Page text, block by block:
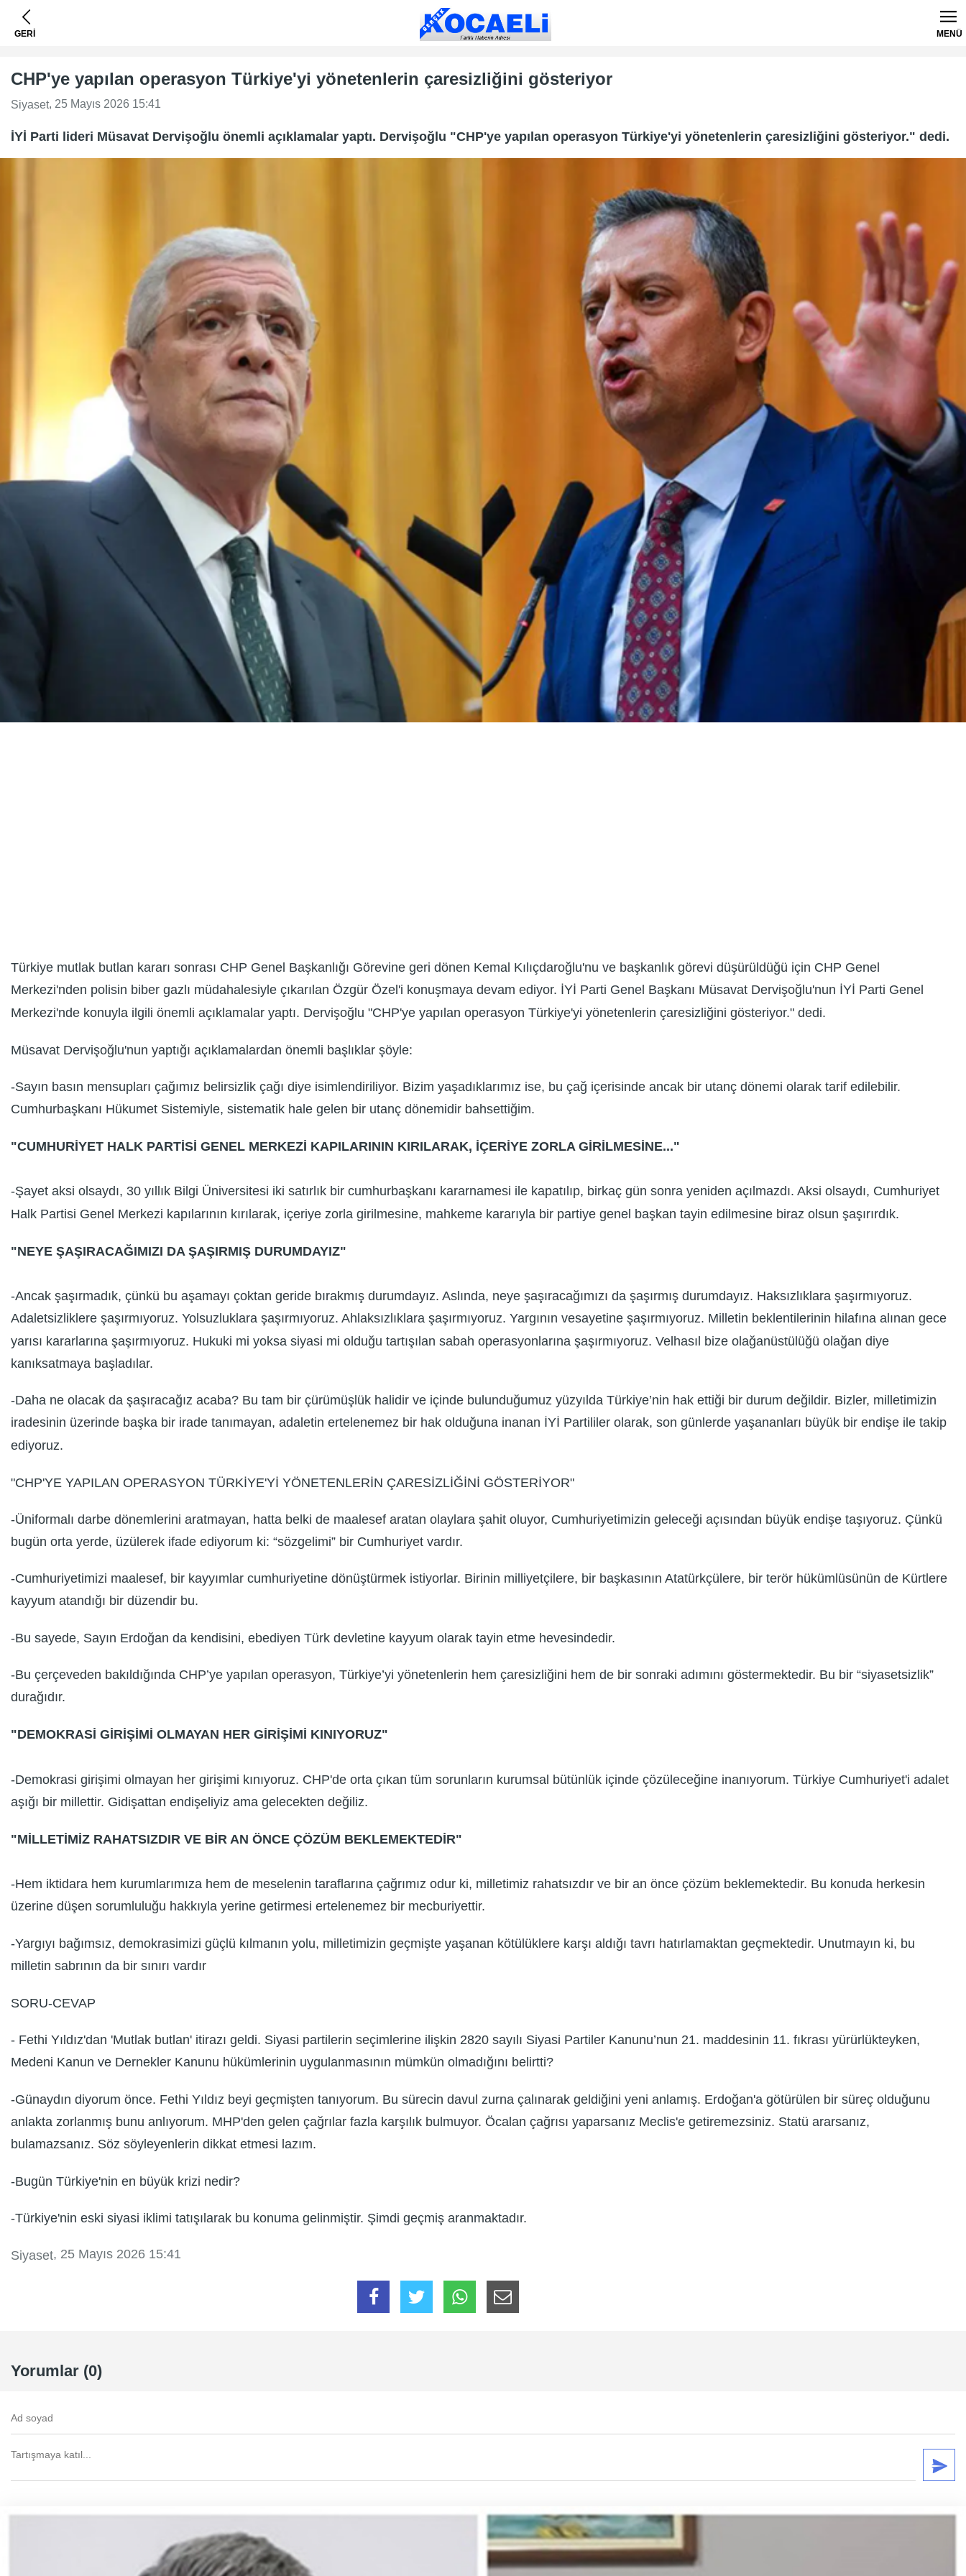
GERİ MENÜ
CHP'ye yapılan operasyon Türkiye'yi yönetenlerin çaresizliğini gösteriyor
Siyaset, 25 Mayıs 2026 15:41
İYİ Parti lideri Müsavat Dervişoğlu önemli açıklamalar yaptı. Dervişoğlu "CHP'ye yapılan operasyon Türkiye'yi yönetenlerin çaresizliğini gösteriyor." dedi.
Türkiye mutlak butlan kararı sonrası CHP Genel Başkanlığı Görevine geri dönen Kemal Kılıçdaroğlu'nu ve başkanlık görevi düşürüldüğü için CHP Genel
Merkezi'nden polisin biber gazlı müdahalesiyle çıkarılan Özgür Özel'i konuşmaya devam ediyor. İYİ Parti Genel Başkanı Müsavat Dervişoğlu'nun İYİ Parti Genel
Merkezi'nde konuyla ilgili önemli açıklamalar yaptı. Dervişoğlu "CHP'ye yapılan operasyon Türkiye'yi yönetenlerin çaresizliğini gösteriyor." dedi.
Müsavat Dervişoğlu'nun yaptığı açıklamalardan önemli başlıklar şöyle:
-Sayın basın mensupları çağımız belirsizlik çağı diye isimlendiriliyor. Bizim yaşadıklarımız ise, bu çağ içerisinde ancak bir utanç dönemi olarak tarif edilebilir.
Cumhurbaşkanı Hükumet Sistemiyle, sistematik hale gelen bir utanç dönemidir bahsettiğim.
"CUMHURİYET HALK PARTİSİ GENEL MERKEZİ KAPILARININ KIRILARAK, İÇERİYE ZORLA GİRİLMESİNE..."
-Şayet aksi olsaydı, 30 yıllık Bilgi Üniversitesi iki satırlık bir cumhurbaşkanı kararnamesi ile kapatılıp, birkaç gün sonra yeniden açılmazdı. Aksi olsaydı, Cumhuriyet
Halk Partisi Genel Merkezi kapılarının kırılarak, içeriye zorla girilmesine, mahkeme kararıyla bir partiye genel başkan tayin edilmesine biraz olsun şaşırırdık.
"NEYE ŞAŞIRACAĞIMIZI DA ŞAŞIRMIŞ DURUMDAYIZ"
-Ancak şaşırmadık, çünkü bu aşamayı çoktan geride bırakmış durumdayız. Aslında, neye şaşıracağımızı da şaşırmış durumdayız. Haksızlıklara şaşırmıyoruz.
Adaletsizliklere şaşırmıyoruz. Yolsuzluklara şaşırmıyoruz. Ahlaksızlıklara şaşırmıyoruz. Yargının vesayetine şaşırmıyoruz. Milletin beklentilerinin hilafına alınan gece
yarısı kararlarına şaşırmıyoruz. Hukuki mi yoksa siyasi mi olduğu tartışılan sabah operasyonlarına şaşırmıyoruz. Velhasıl bize olağanüstülüğü olağan diye
kanıksatmaya başladılar.
-Daha ne olacak da şaşıracağız acaba? Bu tam bir çürümüşlük halidir ve içinde bulunduğumuz yüzyılda Türkiye’nin hak ettiği bir durum değildir. Bizler, milletimizin
iradesinin üzerinde başka bir irade tanımayan, adaletin ertelenemez bir hak olduğuna inanan İYİ Partililer olarak, son günlerde yaşananları büyük bir endişe ile takip
ediyoruz.
"CHP'YE YAPILAN OPERASYON TÜRKİYE'Yİ YÖNETENLERİN ÇARESİZLİĞİNİ GÖSTERİYOR"
-Üniformalı darbe dönemlerini aratmayan, hatta belki de maalesef aratan olaylara şahit oluyor, Cumhuriyetimizin geleceği açısından büyük endişe taşıyoruz. Çünkü
bugün orta yerde, üzülerek ifade ediyorum ki: “sözgelimi” bir Cumhuriyet vardır.
-Cumhuriyetimizi maalesef, bir kayyımlar cumhuriyetine dönüştürmek istiyorlar. Birinin milliyetçilere, bir başkasının Atatürkçülere, bir terör hükümlüsünün de Kürtlere
kayyum atandığı bir düzendir bu.
-Bu sayede, Sayın Erdoğan da kendisini, ebediyen Türk devletine kayyum olarak tayin etme hevesindedir.
-Bu çerçeveden bakıldığında CHP’ye yapılan operasyon, Türkiye’yi yönetenlerin hem çaresizliğini hem de bir sonraki adımını göstermektedir. Bu bir “siyasetsizlik”
durağıdır.
"DEMOKRASİ GİRİŞİMİ OLMAYAN HER GİRİŞİMİ KINIYORUZ"
-Demokrasi girişimi olmayan her girişimi kınıyoruz. CHP'de orta çıkan tüm sorunların kurumsal bütünlük içinde çözüleceğine inanıyorum. Türkiye Cumhuriyet'i adalet
aşığı bir millettir. Gidişattan endişeliyiz ama gelecekten değiliz.
"MİLLETİMİZ RAHATSIZDIR VE BİR AN ÖNCE ÇÖZÜM BEKLEMEKTEDİR"
-Hem iktidara hem kurumlarımıza hem de meselenin taraflarına çağrımız odur ki, milletimiz rahatsızdır ve bir an önce çözüm beklemektedir. Bu konuda herkesin
üzerine düşen sorumluluğu hakkıyla yerine getirmesi ertelenemez bir mecburiyettir.
-Yargıyı bağımsız, demokrasimizi güçlü kılmanın yolu, milletimizin geçmişte yaşanan kötülüklere karşı aldığı tavrı hatırlamaktan geçmektedir. Unutmayın ki, bu
milletin sabrının da bir sınırı vardır
SORU-CEVAP
- Fethi Yıldız'dan 'Mutlak butlan' itirazı geldi. Siyasi partilerin seçimlerine ilişkin 2820 sayılı Siyasi Partiler Kanunu’nun 21. maddesinin 11. fıkrası yürürlükteyken,
Medeni Kanun ve Dernekler Kanunu hükümlerinin uygulanmasının mümkün olmadığını belirtti?
-Günaydın diyorum önce. Fethi Yıldız beyi geçmişten tanıyorum. Bu sürecin davul zurna çalınarak geldiğini yeni anlamış. Erdoğan'a götürülen bir süreç olduğunu
anlakta zorlanmış bunu anlıyorum. MHP'den gelen çağrılar fazla karşılık bulmuyor. Öcalan çağrısı yaparsanız Meclis'e getiremezsiniz. Statü ararsanız,
bulamazsanız. Söz söyleyenlerin dikkat etmesi lazım.
-Bugün Türkiye'nin en büyük krizi nedir?
-Türkiye'nin eski siyasi iklimi tatışılarak bu konuma gelinmiştir. Şimdi geçmiş aranmaktadır.
Siyaset, 25 Mayıs 2026 15:41
Yorumlar (0)